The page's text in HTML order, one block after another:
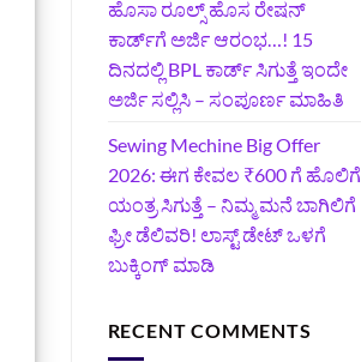
ಹೊಸಾ ರೂಲ್ಸ್ ಹೊಸ ರೇಷನ್
ಕಾರ್ಡ್‌ಗೆ ಅರ್ಜಿ ಆರಂಭ…! 15
ದಿನದಲ್ಲಿ BPL ಕಾರ್ಡ್ ಸಿಗುತ್ತೆ ಇಂದೇ
ಅರ್ಜಿ ಸಲ್ಲಿಸಿ – ಸಂಪೂರ್ಣ ಮಾಹಿತಿ
Sewing Mechine Big Offer
2026: ಈಗ ಕೇವಲ ₹600 ಗೆ ಹೊಲಿಗೆ
ಯಂತ್ರ ಸಿಗುತ್ತೆ – ನಿಮ್ಮ ಮನೆ ಬಾಗಿಲಿಗೆ‍
ಫ್ರೀ ಡೆಲಿವರಿ! ಲಾಸ್ಟ್‌ ಡೇಟ್‌ ಒಳಗೆ
ಬುಕ್ಕಿಂಗ್‌ ಮಾಡಿ
RECENT COMMENTS